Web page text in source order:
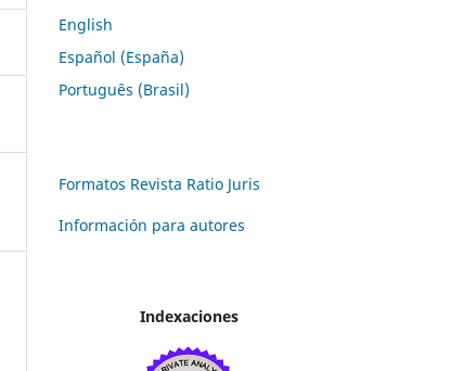
English
Español (España)
Português (Brasil)
Formatos Revista Ratio Juris
Información para autores
Indexaciones